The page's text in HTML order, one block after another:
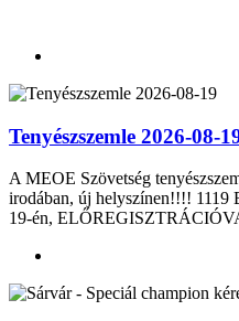
Tenyészszemle 2026-08-
A MEOE Szövetség
irodában, új helyszínen!!!! 1119
19-én,